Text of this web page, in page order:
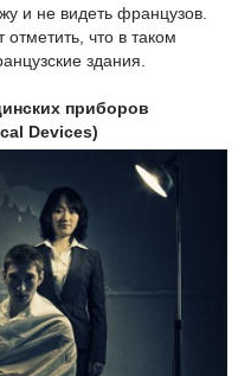
и не видеть французов.
что в таком
здания.
приборов
Devices)